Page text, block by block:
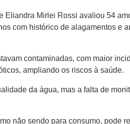
Mirlei Rossi avaliou 54
com histórico de alagamentos e
contaminadas, com maior
ampliando os riscos à saúde.
da água, mas a falta de
não sendo para consumo, pode